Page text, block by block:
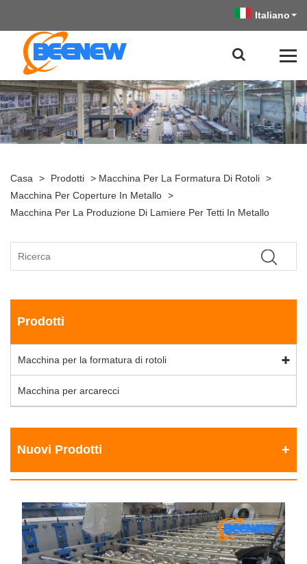
Italiano
Casa > Prodotti > Macchina Per La Formatura Di Rotoli >
Macchina Per Coperture In Metallo >
Macchina Per La Produzione Di Lamiere Per Tetti In Metallo
Prodotti
Macchina per la formatura di rotoli
Macchina per arcarecci
Nuovi Prodotti